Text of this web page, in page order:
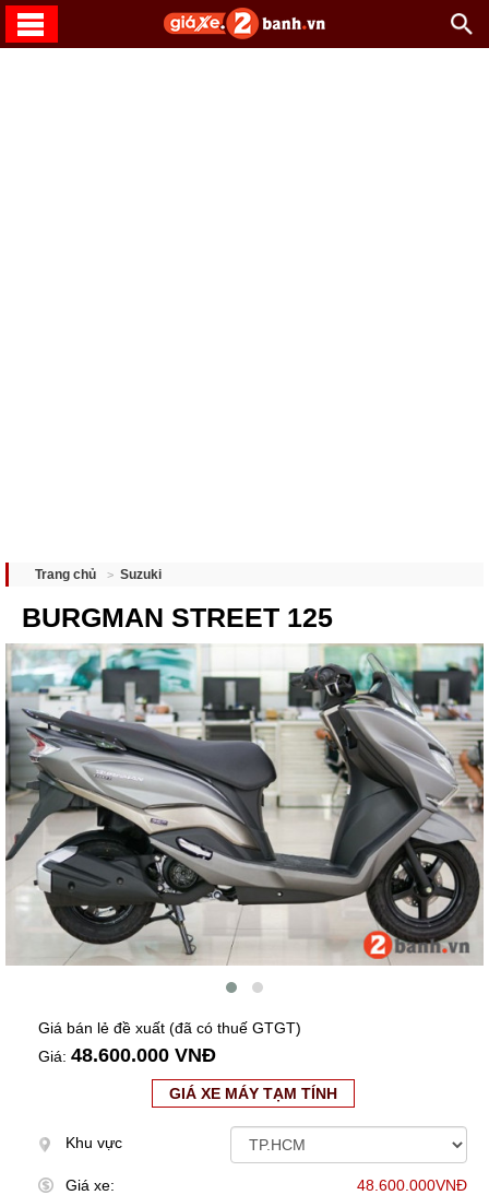
Trang chủ Suzuki
BURGMAN STREET 125
Giá bán lẻ đề xuất (đã có thuế GTGT)
Giá: 48.600.000 VNĐ
GIÁ XE MÁY TẠM TÍNH
Khu vực
Giá xe:
48.600.000VNĐ